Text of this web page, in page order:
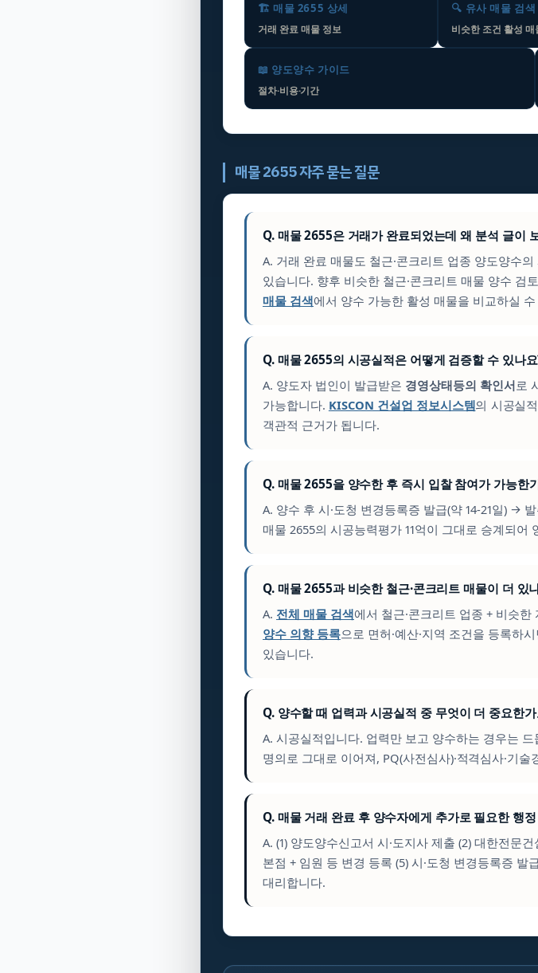
🏗️ 매물 2655 상세
거래 완료 매물 정보
🔍 유사 매물 검색
비슷한 조건 활성 매
📖 양도양수 가이드
절차·비용·기간
매물 2655 자주 묻는 질문
Q. 매물 2655은 거래가 완료되었는데 왜 분석 글이
A. 거래 완료 매물도 철근·콘크리트 업종 양도양수
있습니다. 향후 비슷한 철근·콘크리트 매물 양수 검
매물 검색에서 양수 가능한 활성 매물을 비교하실
Q. 매물 2655의 시공실적은 어떻게 검증할 수 있나
A. 양도자 법인이 발급받은 경영상태등의 확인서로
가능합니다. KISCON 건설업 정보시스템의 시공실
객관적 근거가 됩니다.
Q. 매물 2655을 양수한 후 즉시 입찰 참여가 가능한
A. 양수 후 시·도청 변경등록증 발급(약 14-21일) →
매물 2655의 시공능력평가 11억이 그대로 승계되어
Q. 매물 2655과 비슷한 철근·콘크리트 매물이 더 있
A. 전체 매물 검색에서 철근·콘크리트 업종 + 비슷
양수 의향 등록으로 면허·예산·지역 조건을 등록하
있습니다.
Q. 양수할 때 업력과 시공실적 중 무엇이 더 중요한
A. 시공실적입니다. 업력만 보고 양수하는 경우는
명의로 그대로 이어져, PQ(사전심사)·적격심사·기
Q. 매물 거래 완료 후 양수자에게 추가로 필요한 행
A. (1) 양도양수신고서 시·도지사 제출 (2) 대한전문
본점 + 임원 등 변경 등록 (5) 시·도청 변경등록증
대리합니다.